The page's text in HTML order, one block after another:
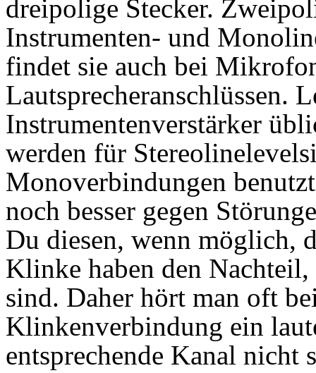
dreipolige Stecker.
Instrumenten- und
findet sie auch bei
Lautsprecheranschlüssen.
Instrumentenverstärker
werden für
Monoverbindungen
noch besser gegen
Du diesen, wenn möglich,
Klinke haben den
sind. Daher hört man oft
Klinkenverbindung ein
entsprechende Kanal nicht